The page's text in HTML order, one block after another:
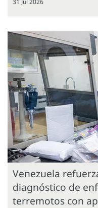
Venezuela
diagnóstico de
terremotos con